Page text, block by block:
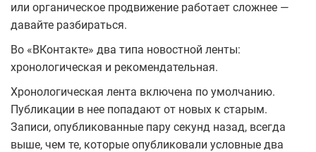
или органическое продвижение работает сложнее —
давайте разбираться.
Во «ВКонтакте» два типа новостной ленты:
хронологическая и рекомендательная.
Хронологическая лента включена по умолчанию.
Публикации в нее попадают от новых к старым.
Записи, опубликованные пару секунд назад, всегда
выше, чем те, которые опубликовали условные два